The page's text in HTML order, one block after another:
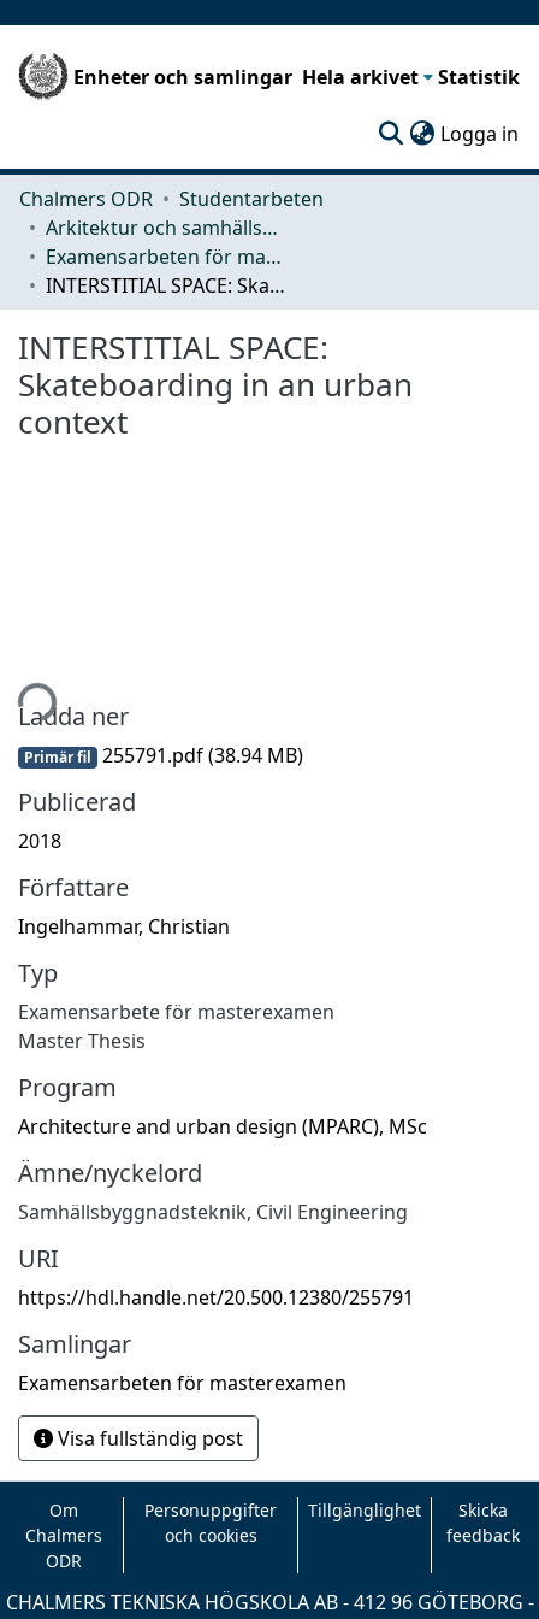
Enheter och samlingar Hela arkivet Statistik
Logga in
Chalmers ODR
Studentarbeten
Arkitektur och samhällsbyggnadsteknik (ACE)
Examensarbeten för masterexamen
INTERSTITIAL SPACE: Skateboarding in an urban context
INTERSTITIAL SPACE:
Skateboarding in an urban
context
Ladda ner
Primär fil 255791.pdf(38.94 MB)
Publicerad
2018
Författare
Ingelhammar, Christian
Typ
Examensarbete för masterexamen
Master Thesis
Program
Architecture and urban design (MPARC), MSc
Ämne/nyckelord
Samhällsbyggnadsteknik, Civil Engineering
URI
https://hdl.handle.net/20.500.12380/255791
Samlingar
Examensarbeten för masterexamen
Visa fullständig post
Om
Chalmers
ODR
Personuppgifter
och cookies
Tillgänglighet
Skicka
feedback
CHALMERS TEKNISKA HÖGSKOLA AB - 412 96 GÖTEBORG -